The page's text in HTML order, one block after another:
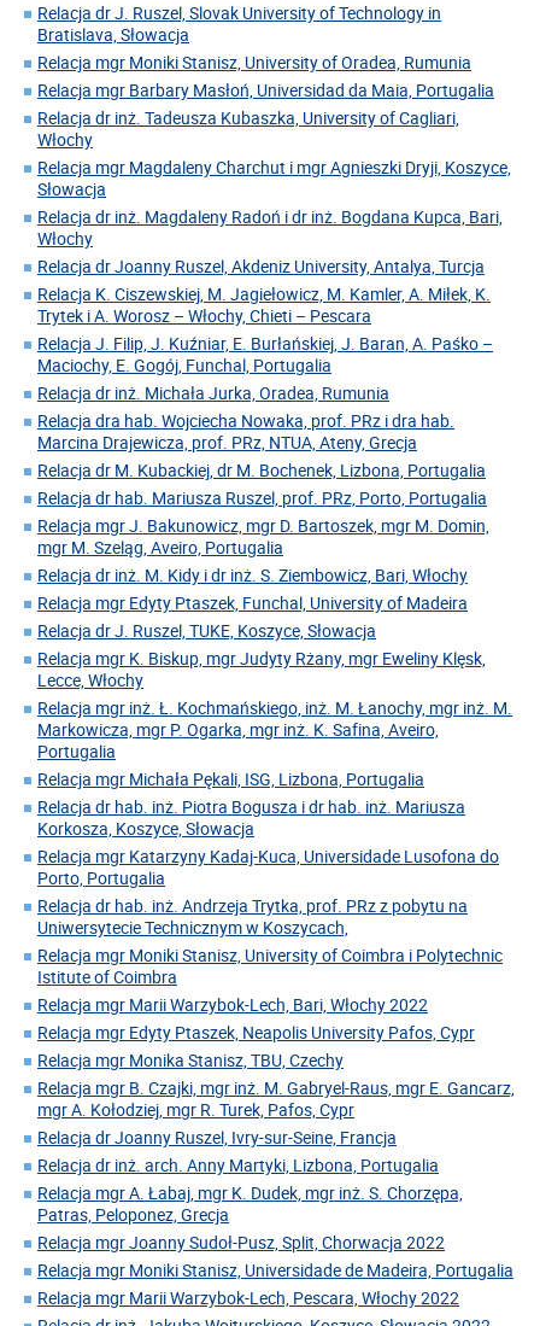
Relacja dr J. Ruszel, Slovak University of Technology in
Bratislava, Słowacja
Relacja mgr Moniki Stanisz, University of Oradea, Rumunia
Relacja mgr Barbary Masłoń, Universidad da Maia, Portugalia
Relacja dr inż. Tadeusza Kubaszka, University of Cagliari,
Włochy
Relacja mgr Magdaleny Charchut i mgr Agnieszki Dryji, Koszyce,
Słowacja
Relacja dr inż. Magdaleny Radoń i dr inż. Bogdana Kupca, Bari,
Włochy
Relacja dr Joanny Ruszel, Akdeniz University, Antalya, Turcja
Relacja K. Ciszewskiej, M. Jagiełowicz, M. Kamler, A. Miłek, K.
Trytek i A. Worosz – Włochy, Chieti – Pescara
Relacja J. Filip, J. Kuźniar, E. Burłańskiej, J. Baran, A. Paśko –
Maciochy, E. Gogój, Funchal, Portugalia
Relacja dr inż. Michała Jurka, Oradea, Rumunia
Relacja dra hab. Wojciecha Nowaka, prof. PRz i dra hab.
Marcina Drajewicza, prof. PRz, NTUA, Ateny, Grecja
Relacja dr M. Kubackiej, dr M. Bochenek, Lizbona, Portugalia
Relacja dr hab. Mariusza Ruszel, prof. PRz, Porto, Portugalia
Relacja mgr J. Bakunowicz, mgr D. Bartoszek, mgr M. Domin,
mgr M. Szeląg, Aveiro, Portugalia
Relacja dr inż. M. Kidy i dr inż. S. Ziembowicz, Bari, Włochy
Relacja mgr Edyty Ptaszek, Funchal, University of Madeira
Relacja dr J. Ruszel, TUKE, Koszyce, Słowacja
Relacja mgr K. Biskup, mgr Judyty Rżany, mgr Eweliny Klęsk,
Lecce, Włochy
Relacja mgr inż. Ł. Kochmańskiego, inż. M. Łanochy, mgr inż. M.
Markowicza, mgr P. Ogarka, mgr inż. K. Safina, Aveiro,
Portugalia
Relacja mgr Michała Pękali, ISG, Lizbona, Portugalia
Relacja dr hab. inż. Piotra Bogusza i dr hab. inż. Mariusza
Korkosza, Koszyce, Słowacja
Relacja mgr Katarzyny Kadaj-Kuca, Universidade Lusofona do
Porto, Portugalia
Relacja dr hab. inż. Andrzeja Trytka, prof. PRz z pobytu na
Uniwersytecie Technicznym w Koszycach,
Relacja mgr Moniki Stanisz, University of Coimbra i Polytechnic
Istitute of Coimbra
Relacja mgr Marii Warzybok-Lech, Bari, Włochy 2022
Relacja mgr Edyty Ptaszek, Neapolis University Pafos, Cypr
Relacja mgr Monika Stanisz, TBU, Czechy
Relacja mgr B. Czajki, mgr inż. M. Gabryel-Raus, mgr E. Gancarz,
mgr A. Kołodziej, mgr R. Turek, Pafos, Cypr
Relacja dr Joanny Ruszel, Ivry-sur-Seine, Francja
Relacja dr inż. arch. Anny Martyki, Lizbona, Portugalia
Relacja mgr A. Łabaj, mgr K. Dudek, mgr inż. S. Chorzępa,
Patras, Peloponez, Grecja
Relacja mgr Joanny Sudoł-Pusz, Split, Chorwacja 2022
Relacja mgr Moniki Stanisz, Universidade de Madeira, Portugalia
Relacja mgr Marii Warzybok-Lech, Pescara, Włochy 2022